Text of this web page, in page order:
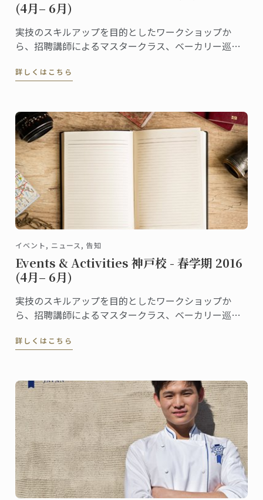
(4月– 6月)
実技のスキルアップを目的としたワークショップか
ら、招聘講師によるマスタークラス、ベーカリー巡り
ーまで、内容充実のイベントや講座が目白押しです。
詳しくはこちら
イベント, ニュース, 告知
Events & Activities 神戸校 - 春学期 2016
(4月– 6月)
実技のスキルアップを目的としたワークショップか
ら、招聘講師によるマスタークラス、ベーカリー巡り
ーまで、内容充実のイベントや講座が目白押しです。
詳しくはこちら